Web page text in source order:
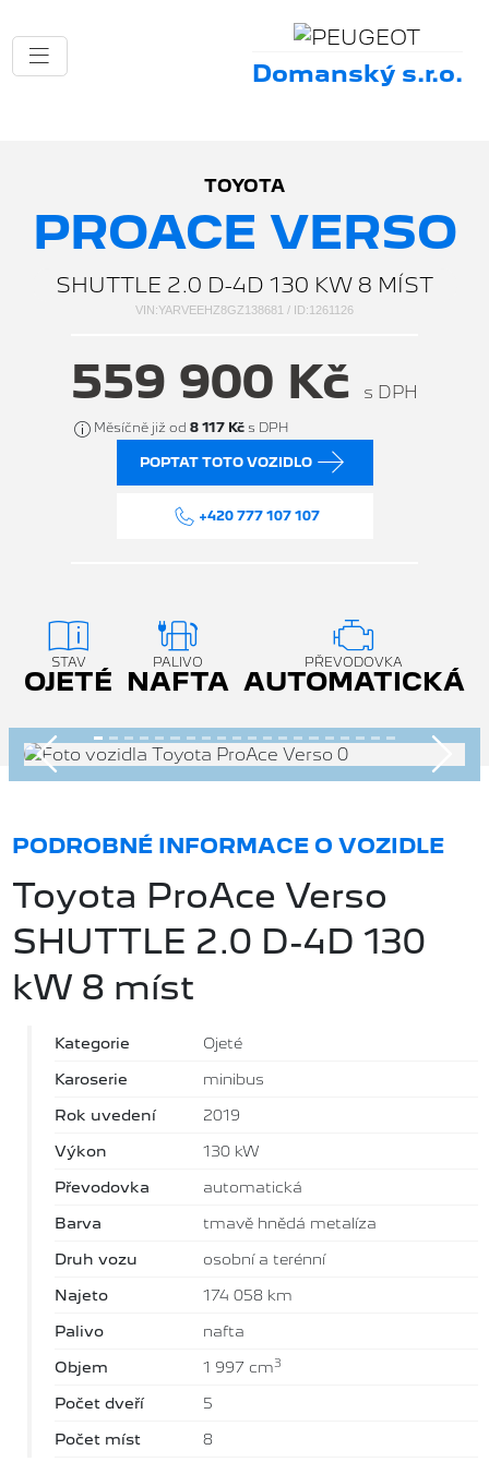
Domanský s.r.o.
Předchozí
TOYOTA
PROACE VERSO
SHUTTLE 2.0 D-4D 130 KW 8 MÍST
VIN:YARVEEHZ8GZ138681 / ID:1261126
559 900 Kč s DPH
Měsíčně již od 8 117 Kč s DPH
POPTAT TOTO VOZIDLO
+420 777 107 107
STAV
OJETÉ
PALIVO
NAFTA
PŘEVODOVKA
AUTOMATICKÁ
PODROBNÉ INFORMACE O VOZIDLE
Toyota ProAce Verso
SHUTTLE 2.0 D-4D 130
kW 8 míst
Kategorie Ojeté
Karoserie minibus
Rok uvedení 2019
Výkon 130 kW
Převodovka automatická
Barva tmavě hnědá metalíza
Druh vozu osobní a terénní
Najeto 174 058 km
Palivo nafta
Objem 1 997 cm3
Počet dveří 5
Počet míst 8